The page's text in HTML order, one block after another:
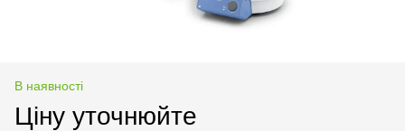
В наявності
Ціну уточнюйте